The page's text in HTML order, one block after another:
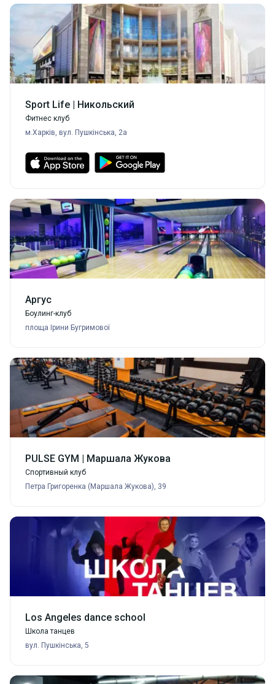
5
Психологическая устойчивость
Умение контролировать свои эмоции
Sport Life | Никольский
Фитнес клуб
м.Харків, вул. Пушкінська, 2а
Аргус
Боулинг-клуб
площа Ірини Бугримової
PULSE GYM | Маршала Жукова
Спортивный клуб
Петра Григоренка (Маршала Жукова), 39
Los Angeles dance school
Школа танцев
вул. Пушкінська, 5